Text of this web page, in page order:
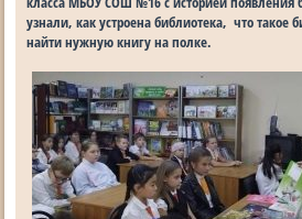
узнали, как устроена библиотека, что такое
найти нужную книгу на полке.